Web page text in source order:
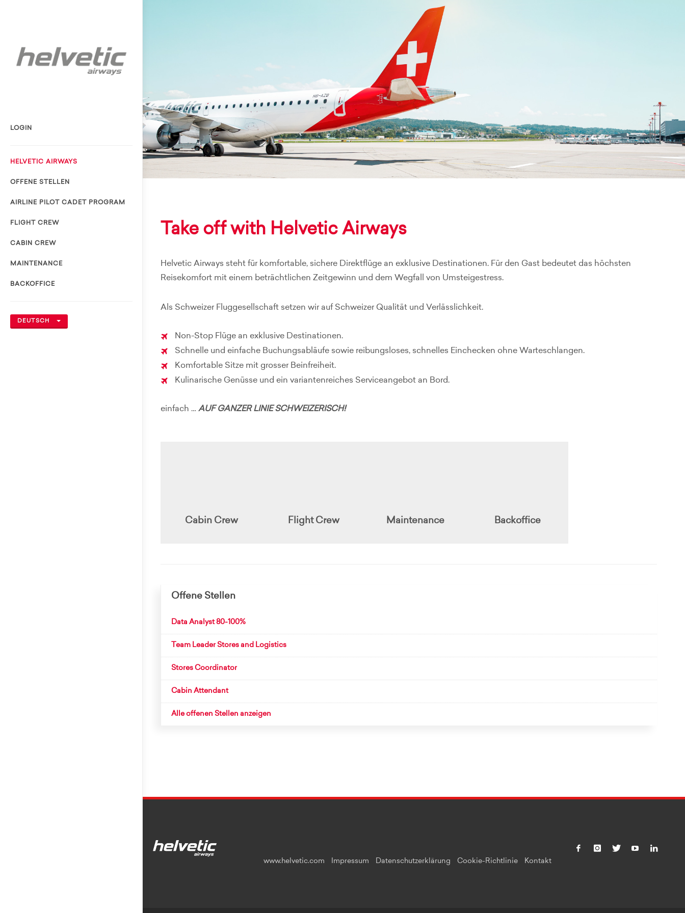
LOGIN
HELVETIC AIRWAYS
OFFENE STELLEN
AIRLINE PILOT CADET PROGRAM
FLIGHT CREW
CABIN CREW
MAINTENANCE
BACKOFFICE
DEUTSCH
Take off with Helvetic Airways
Helvetic Airways steht für komfortable, sichere Direktflüge an exklusive Destinationen. Für den Gast bedeutet das höchsten
Reisekomfort mit einem beträchtlichen Zeitgewinn und dem Wegfall von Umsteigestress.
Als Schweizer Fluggesellschaft setzen wir auf Schweizer Qualität und Verlässlichkeit.
Non-Stop Flüge an exklusive Destinationen.
Schnelle und einfache Buchungsabläufe sowie reibungsloses, schnelles Einchecken ohne Warteschlangen.
Komfortable Sitze mit grosser Beinfreiheit.
Kulinarische Genüsse und ein variantenreiches Serviceangebot an Bord.
einfach … AUF GANZER LINIE SCHWEIZERISCH!
Cabin Crew Flight Crew Maintenance Backoffice
Offene Stellen
Data Analyst 80-100%
Team Leader Stores and Logistics
Stores Coordinator
Cabin Attendant
Alle offenen Stellen anzeigen
www.helvetic.com Impressum Datenschutzerklärung Cookie-Richtlinie Kontakt